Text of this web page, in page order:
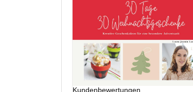
Kundenbewertungen